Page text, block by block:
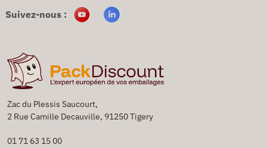
Zac du Plessis Saucourt,
2 Rue Camille Decauville, 91250 Tigery
01 71 63 15 00
Suivez-nous :